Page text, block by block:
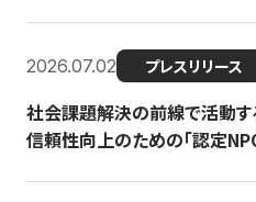
2026.07.02 プレスリリース
社会課題解決の前線で活動
信頼性向上のための「認定